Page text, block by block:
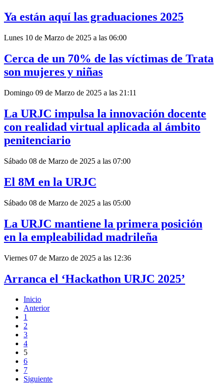
Ya están aquí las graduaciones 2025
Lunes 10 de Marzo de 2025 a las 06:00
Cerca de un 70% de las víctimas de Trata
son mujeres y niñas
Domingo 09 de Marzo de 2025 a las 21:11
La URJC impulsa la innovación docente
con realidad virtual aplicada al ámbito
penitenciario
Sábado 08 de Marzo de 2025 a las 07:00
El 8M en la URJC
Sábado 08 de Marzo de 2025 a las 05:00
La URJC mantiene la primera posición
en la empleabilidad madrileña
Viernes 07 de Marzo de 2025 a las 12:36
Arranca el ‘Hackathon URJC 2025’
Inicio
Anterior
1
2
3
4
5
6
7
Siguiente